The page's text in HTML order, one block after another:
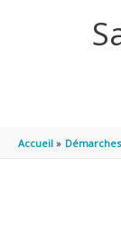
Accueil Démarches